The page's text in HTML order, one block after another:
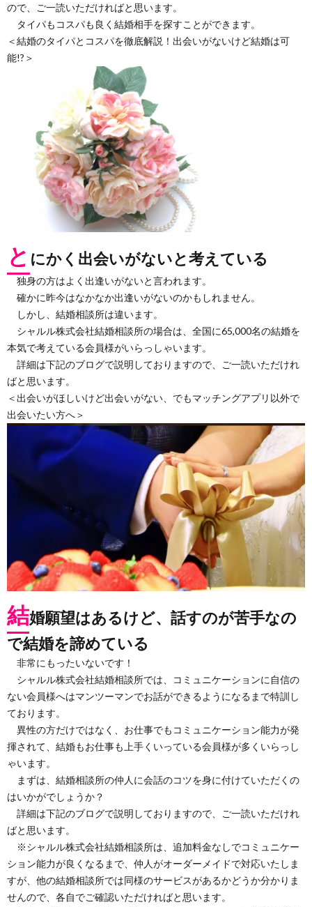
ので、ご一読いただければと思います。
タイパもコスパも良く結婚相手を探すことができます。
＜結婚のタイパとコスパを徹底解説！出会いがないけど結婚は可
能!?＞
と にかく出会いがないと考えている
独身の方はよく出逢いがないと言われます。
確かに昨今はなかなか出逢いがないのかもしれません。
しかし、結婚相談所は違います。
シャルル株式会社結婚相談所の場合は、全国に65,000名の結婚を
本気で考えている会員様がいらっしゃいます。
詳細は下記のブログで説明しておりますので、ご一読いただけれ
ばと思います。
＜出会いがほしいけど出会いがない、でもマッチングアプリ以外で
出会いたい方へ＞
結婚願望はあるけど、話すのが苦手なの
で結婚を諦めている
非常にもったいないです！
シャルル株式会社結婚相談所では、コミュニケーションに自信の
ない会員様へはマンツーマンでお話ができるようになるまで特訓し
ております。
異性の方だけではなく、お仕事でもコミュニケーション能力が発
揮されて、結婚もお仕事も上手くいっている会員様が多くいらっし
ゃいます。
まずは、結婚相談所の仲人に会話のコツを身に付けていただくの
はいかがでしょうか？
詳細は下記のブログで説明しておりますので、ご一読いただけれ
ばと思います。
※シャルル株式会社結婚相談所は、追加料金なしでコミュニケー
ション能力が良くなるまで、仲人がオーダーメイドで対応いたしま
すが、他の結婚相談所では同様のサービスがあるかどうか分かりま
せんので、各自でご確認いただければと思います。